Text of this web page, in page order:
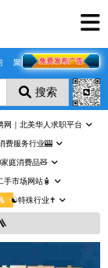
聚合页
搜索
｜北美华人求职平台
费服务行业🎰
庭消费品🧸
手市场网站🧴
☯️特殊行业✝️